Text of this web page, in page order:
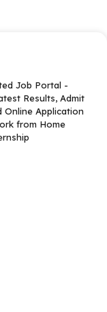
Job Portal -
Results, Admit
Online Application
from Home